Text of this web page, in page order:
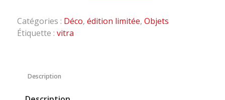
Catégories : Déco, édition limitée, Objets
Étiquette : vitra
Description